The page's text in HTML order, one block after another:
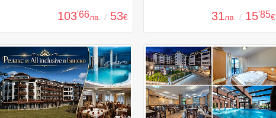
103'66лв. / 53€ 31лв. / 15'85€